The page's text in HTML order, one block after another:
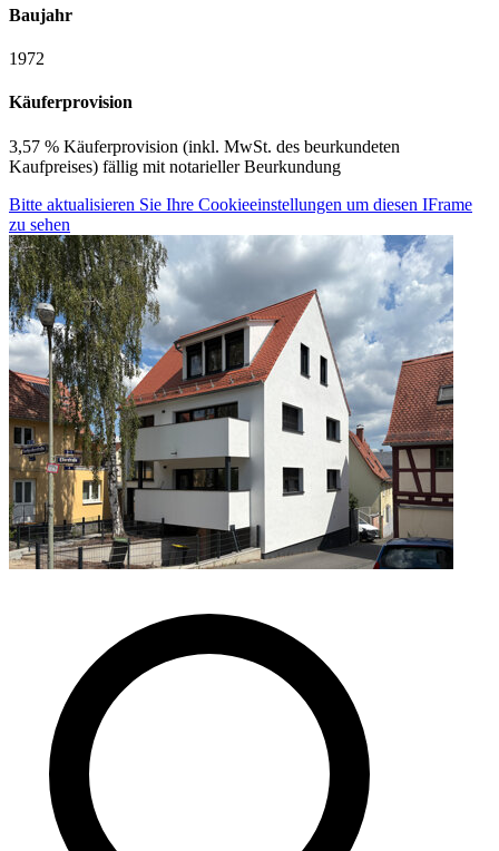
Baujahr
1972
Käuferprovision
3,57 % Käuferprovision (inkl. MwSt. des beurkundeten
Kaufpreises) fällig mit notarieller Beurkundung
Bitte aktualisieren Sie Ihre Cookieeinstellungen um diesen IFrame
zu sehen